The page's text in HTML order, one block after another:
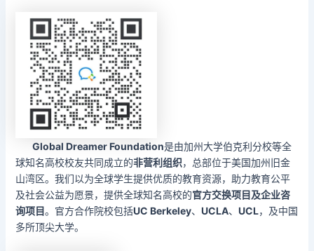
Global Dreamer Foundation是由加州大学伯克利分校等全
球知名高校校友共同成立的非营利组织，总部位于美国加州旧金
山湾区。我们以为全球学生提供优质的教育资源，助力教育公平
及社会公益为愿景，提供全球知名高校的官方交换项目及企业咨
询项目。官方合作院校包括UC Berkeley、UCLA、UCL，及中国
多所顶尖大学。